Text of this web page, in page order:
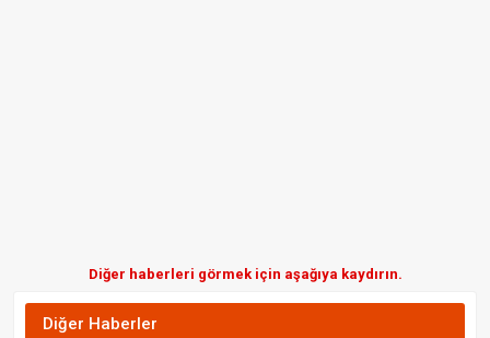
Diğer haberleri görmek için aşağıya kaydırın.
Diğer Haberler